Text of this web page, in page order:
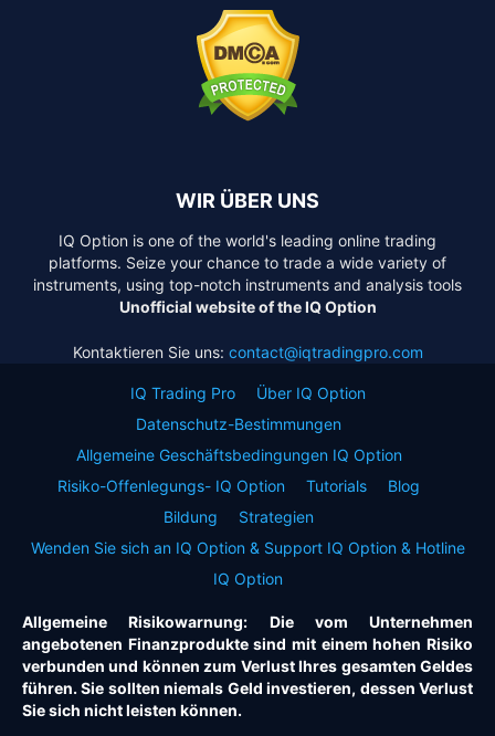
WIR ÜBER UNS
IQ Option is one of the world's leading online trading
platforms. Seize your chance to trade a wide variety of
instruments, using top-notch instruments and analysis tools
Unofficial website of the IQ Option
Kontaktieren Sie uns: contact@iqtradingpro.com
IQ Trading Pro
Über IQ Option
Datenschutz-Bestimmungen
Allgemeine Geschäftsbedingungen IQ Option
Risiko-Offenlegungs- IQ Option
Tutorials
Blog
Bildung
Strategien
Wenden Sie sich an IQ Option & Support IQ Option & Hotline
IQ Option
Allgemeine Risikowarnung: Die vom Unternehmen
angebotenen Finanzprodukte sind mit einem hohen Risiko
verbunden und können zum Verlust Ihres gesamten Geldes
führen. Sie sollten niemals Geld investieren, dessen Verlust
Sie sich nicht leisten können.